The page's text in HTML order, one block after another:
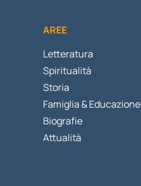
AREE
Letteratura
Spiritualità
Storia
Famiglia & Educazione
Biografie
Attualità